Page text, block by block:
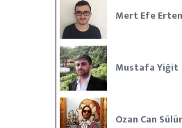
Mert Efe
Mustafa Yiğit
Ozan Can